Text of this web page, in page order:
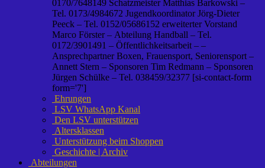
0170/7648149 Schatzmeister Matthias Barkowski –
Tel. 0173/4984672 Jugendkoordinator Jörg-Dieter
Peeck – Tel. 0152/05686152 erweiterter Vorstand
Marco Förster – Abteilung Handball – Tel.
0172/3901491 – Öffentlichkeitsarbeit – –
Ansprechpartner Boxen, Frauensport, Seniorensport –
Annett Stern – Sponsoren Tim Redmann – Sponsoren
Jürgen Schülke – Tel. 038459/32377 [si-contact-form
form='7']
Ehrungen
LSV WhatsApp Kanal
Den LSV unterstützen
Altersklassen
Unterstützung beim Shoppen
Geschichte | Archiv
Abteilungen